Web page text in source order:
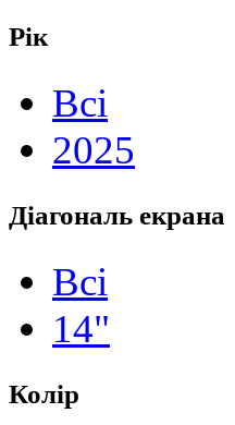
Рік
Всі
2025
Діагональ екрана
Всі
14"
Колір